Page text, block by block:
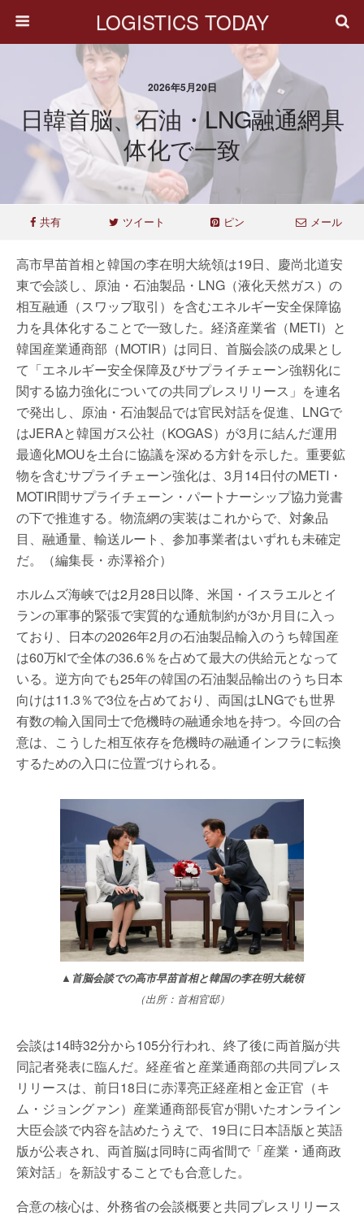
LOGISTICS TODAY
2026年5月20日
日韓首脳、石油・LNG融通網具
体化で一致
共有 ツイート ピン メール
高市早苗首相と韓国の李在明大統領は19日、慶尚北道安
東で会談し、原油・石油製品・LNG（液化天然ガス）の
相互融通（スワップ取引）を含むエネルギー安全保障協
力を具体化することで一致した。経済産業省（METI）と
韓国産業通商部（MOTIR）は同日、首脳会談の成果とし
て「エネルギー安全保障及びサプライチェーン強靱化に
関する協力強化についての共同プレスリリース」を連名
で発出し、原油・石油製品では官民対話を促進、LNGで
はJERAと韓国ガス公社（KOGAS）が3月に結んだ運用
最適化MOUを土台に協議を深める方針を示した。重要鉱
物を含むサプライチェーン強化は、3月14日付のMETI・
MOTIR間サプライチェーン・パートナーシップ協力覚書
の下で推進する。物流網の実装はこれからで、対象品
目、融通量、輸送ルート、参加事業者はいずれも未確定
だ。（編集長・赤澤裕介）
ホルムズ海峡では2月28日以降、米国・イスラエルとイ
ランの軍事的緊張で実質的な通航制約が3か月目に入っ
ており、日本の2026年2月の石油製品輸入のうち韓国産
は60万klで全体の36.6％を占めて最大の供給元となって
いる。逆方向でも25年の韓国の石油製品輸出のうち日本
向けは11.3％で3位を占めており、両国はLNGでも世界
有数の輸入国同士で危機時の融通余地を持つ。今回の合
意は、こうした相互依存を危機時の融通インフラに転換
するための入口に位置づけられる。
▲首脳会談での高市早苗首相と韓国の李在明大統領
（出所：首相官邸）
会談は14時32分から105分行われ、終了後に両首脳が共
同記者発表に臨んだ。経産省と産業通商部の共同プレス
リリースは、前日18日に赤澤亮正経産相と金正官（キ
ム・ジョングァン）産業通商部長官が開いたオンライン
大臣会談で内容を詰めたうえで、19日に日本語版と英語
版が公表され、両首脳は同時に両省間で「産業・通商政
策対話」を新設することでも合意した。
合意の核心は、外務省の会談概要と共同プレスリリース